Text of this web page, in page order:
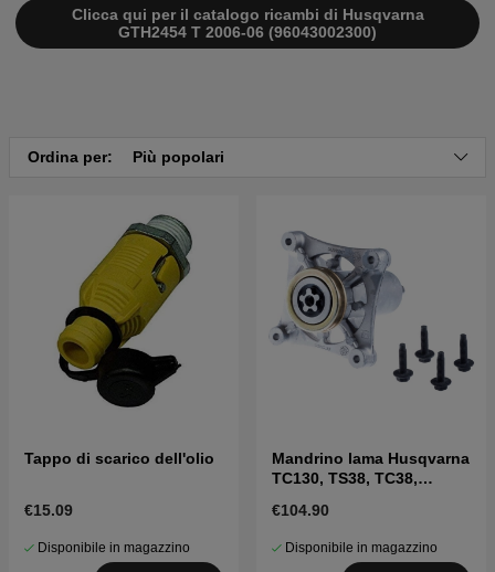
Clicca qui per il catalogo ricambi di Husqvarna
GTH2454 T 2006-06 (96043002300)
Ordina per: Più popolari
Tappo di scarico dell'olio
€15.09
Disponibile in magazzino
Mandrino lama Husqvarna
TC130, TS38, TC38,
€104.90
Disponibile in magazzino